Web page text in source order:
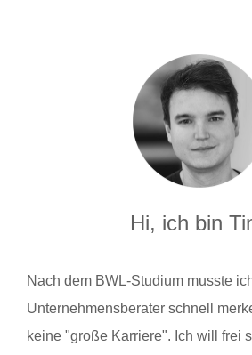
Hi, ich bin
Nach dem BWL-Studium musste
Unternehmensberater schnell
keine "große Karriere". Ich will frei